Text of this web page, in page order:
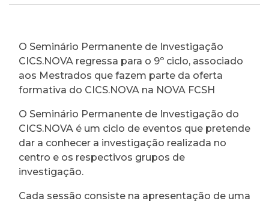
O Seminário Permanente de Investigação
CICS.NOVA regressa para o 9º ciclo, associado
aos Mestrados que fazem parte da oferta
formativa do CICS.NOVA na NOVA FCSH
O Seminário Permanente de Investigação do
CICS.NOVA é um ciclo de eventos que pretende
dar a conhecer a investigação realizada no
centro e os respectivos grupos de
investigação.
Cada sessão consiste na apresentação de uma